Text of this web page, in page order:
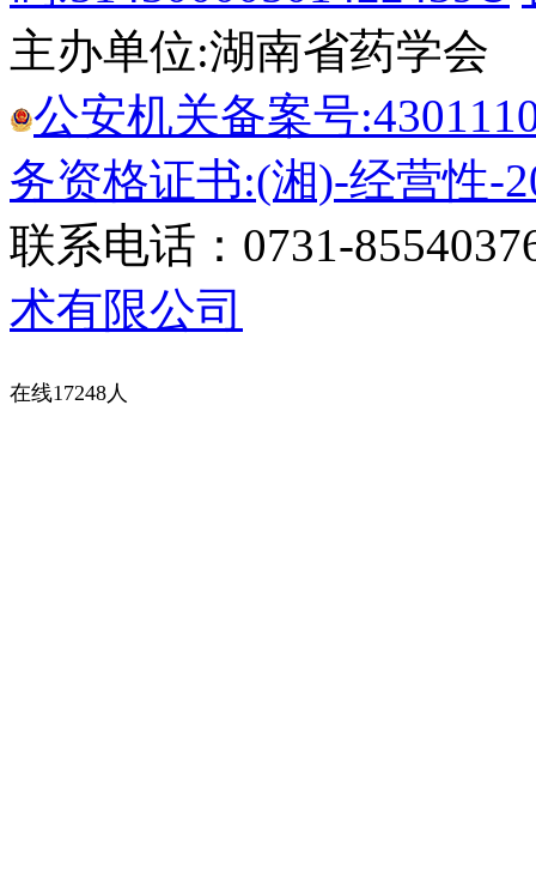
主办单位:湖南省药学会
公安机关备案号
务资格证书:(湘)-经营性-
联系电话：0731-
术有限公司
在线17248人